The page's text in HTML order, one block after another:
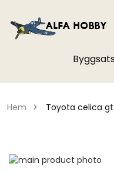
hem toyota celica
Hoppa